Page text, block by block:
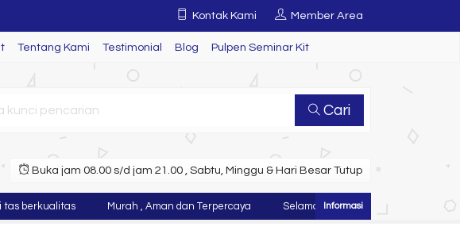
Kontak Kami Member Area
Tentang Kami Testimonial Blog Pulpen Seminar Kit
Cari
Buka jam 08.00 s/d jam 21.00 , Sabtu, Minggu & Hari Besar Tutup
Murah , Aman dan Terpercaya Selamat Datang di Website Juragan Tas ~